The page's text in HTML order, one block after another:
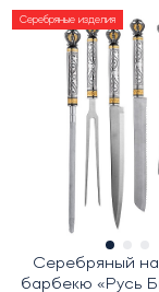
Серебряный
барбекю «Русь
Серебряные изделия